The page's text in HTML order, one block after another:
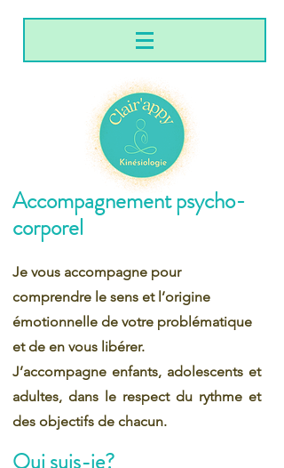
Accompagnement psycho-
corporel
Je vous accompagne pour
comprendre le sens et l’origine
émotionnelle de votre problématique
et de en vous libérer.
J’accompagne enfants, adolescents et
adultes, dans le respect du rythme et
des objectifs de chacun.
Qui suis-je?